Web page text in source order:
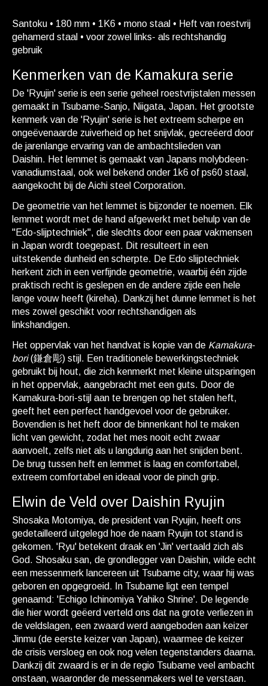
Santoku • 180 mm • 1K6 • mono staal • Heft van roestvrij
gehamerd staal • voor zowel links- als rechtshandig
gebruik
Kenmerken van de Kamakura serie
De 'Ryujin' serie is een serie geheel roestvrijstalen messen
gemaakt in Tsubame-Sanjo, Niigata, Japan. Het grootste
kenmerk van de 'Ryujin' serie is het extreem scherpe en
ongeëvenaarde zuiverheid op het snijvlak, gecreëerd door
de jarenlange ervaring van de ambachtslieden van
Daishin. Het lemmet is gemaakt van Japans molybdeen-
vanadiumstaal, ook wel bekend onder 1k6 of ps60 staal,
aangekocht bij de Aichi steel Corporation.
De geometrie van het lemmet is bijzonder te noemen. Elk
lemmet wordt met de hand afgewerkt met behulp van de
"Edo-slijptechniek", die slechts door een paar vakmensen
in Japan wordt toegepast. Dit resulteert in een
uitstekende dunheid en scherpte. De Edo slijptechniek
herkent zich in een verfijnde geometrie, waarbij één zijde
praktisch recht is geslepen en de andere zijde een hele
lange vouw heeft (kireha). Dankzij het dunne lemmet is het
mes zowel geschikt voor rechtshandigen als
linkshandigen.
Het oppervlak van het handvat is kopie van de Kamakura-
bori(鎌倉彫) stijl. Een traditionele bewerkingstechniek
gebruikt bij hout, die zich kenmerkt met kleine uitsparingen
in het oppervlak, aangebracht met een guts. Door de
Kamakura-bori-stijl aan te brengen op het stalen heft,
geeft het een perfect handgevoel voor de gebruiker.
Bovendien is het heft door de binnenkant hol te maken
licht van gewicht, zodat het mes nooit echt zwaar
aanvoelt, zelfs niet als u langdurig aan het snijden bent.
De brug tussen heft en lemmet is laag en comfortabel,
extreem comfortabel en ideaal voor de pinch grip.
Elwin de Veld over Daishin Ryujin
Shosaka Motomiya, de president van Ryujin, heeft ons
gedetailleerd uitgelegd hoe de naam Ryujin tot stand is
gekomen. 'Ryu' betekent draak en 'Jin' vertaald zich als
God. Shosaku san, de grondlegger van Daishin, wilde echt
een messenmerk lancereen uit Tsubame city, waar hij was
geboren en opgegroeid. In Tsubame ligt een tempel
genaamd: 'Echigo Ichinomiya Yahiko Shrine'. De legende
die hier wordt geëerd verteld ons dat na grote verliezen in
de veldslagen, een zwaard werd aangeboden aan keizer
Jinmu (de eerste keizer van Japan), waarmee de keizer
de crisis versloeg en ook nog velen tegenstanders daarna.
Dankzij dit zwaard is er in de regio Tsubame veel ambacht
onstaan, waaronder de messenmakers wel te verstaan.